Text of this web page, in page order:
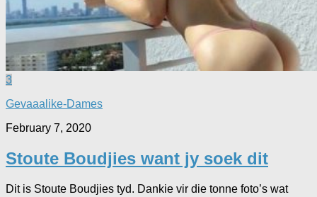
3
Gevaaalike-Dames
February 7, 2020
Stoute Boudjies want jy soek dit
Dit is Stoute Boudjies tyd. Dankie vir die tonne foto’s wat